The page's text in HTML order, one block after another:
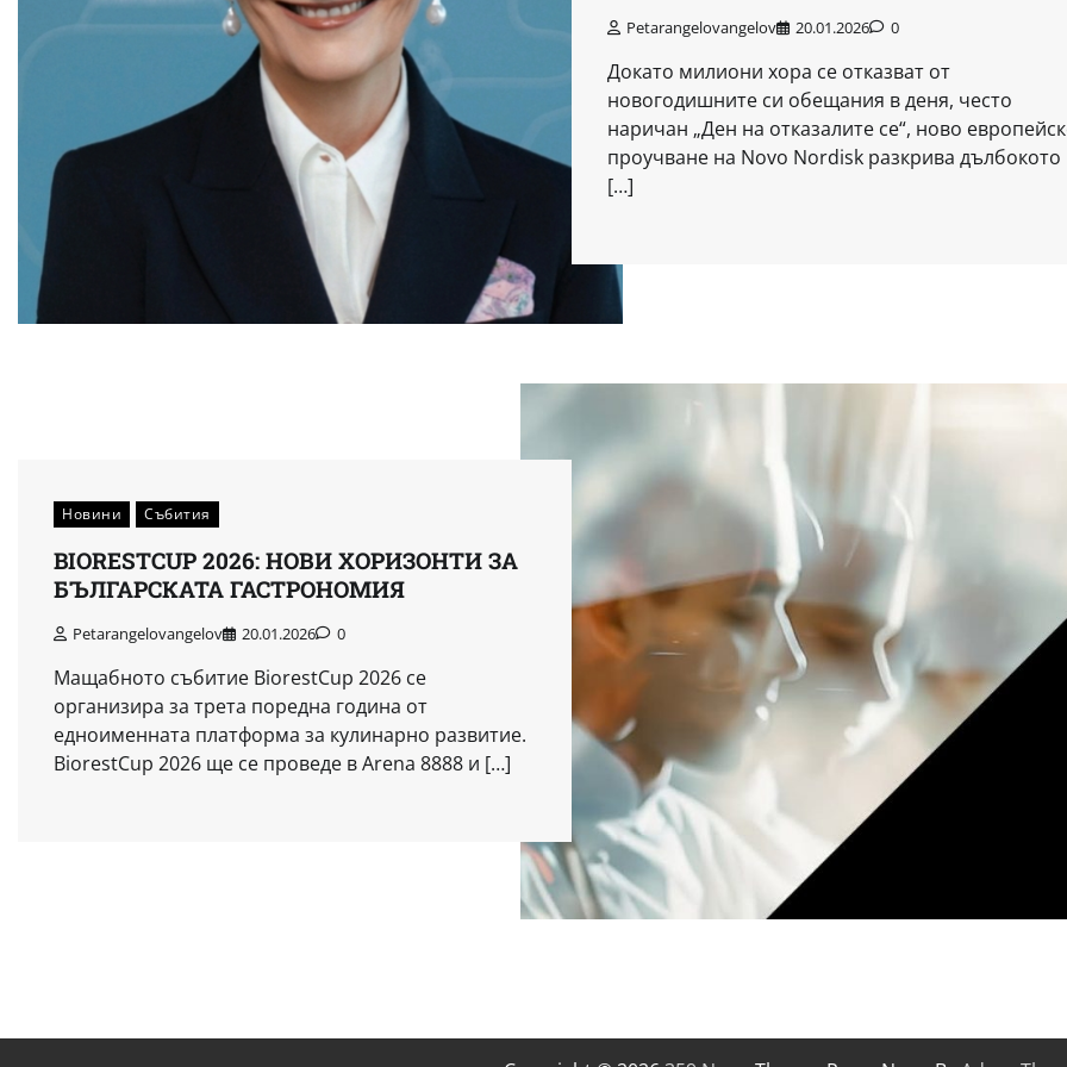
Petarangelovangelov 20.01.2026 0
Докато милиони хора се отказват от
новогодишните си обещания в деня, често
наричан „Ден на отказалите се“, ново
проучване на Novo Nordisk разкрива дълбокото
[…]
Новини Събития
BIORESTCUP 2026: НОВИ ХОРИЗОНТИ ЗА
БЪЛГАРСКАТА ГАСТРОНОМИЯ
Petarangelovangelov 20.01.2026 0
Мащабното събитие BiorestCup 2026 се
организира за трета поредна година от
едноименната платформа за кулинарно развитие.
BiorestCup 2026 ще се проведе в Arena 8888 и […]